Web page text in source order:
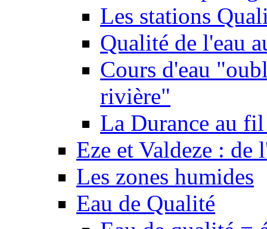
Les stations
Qualité de l'eau
Cours d'eau
rivière"
La Durance au
Eze et Valdeze : de
Les zones humides
Eau de Qualité